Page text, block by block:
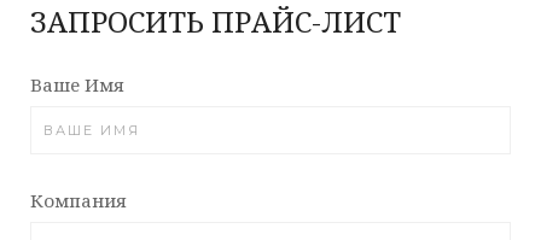
ЗАПРОСИТЬ ПРАЙС-ЛИСТ
Ваше Имя
Компания